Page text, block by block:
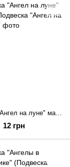
Подвеска "Ангел на луне" мальчик (Подвеска "Ангел на луне")
12 грн